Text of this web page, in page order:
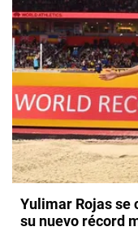
Yulimar Rojas se
su nuevo récord